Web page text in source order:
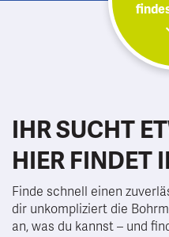
IHR SUCHT
HIER FINDET
Finde schnell einen
dir unkompliziert die
an, was du kannst – und